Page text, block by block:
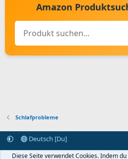
Amazon
Schlafprobleme
Deutsch [Du]
Kontakt aufnehmen
Bedingungen und
Diese Seite verwendet Cookies. Indem